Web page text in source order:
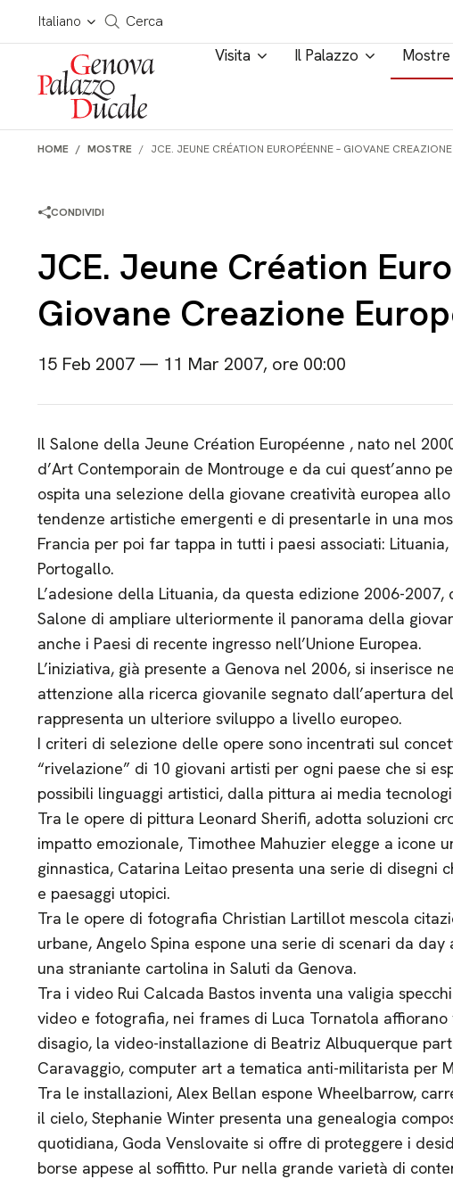
Salta al contenuto
Italiano
Cerca in tutto il sito
Cerca
Visita Il Palazzo Mostre
HOME MOSTRE JCE. JEUNE CRÉATION EUROPÉENNE – GIOVANE
CONDIVIDI
JCE. Jeune Création
Giovane Creazione
15 Feb 2007 — 11 Mar 2007, ore 00:00
Il Salone della Jeune Création Européenne , nato nel
d’Art Contemporain de Montrouge e da cui quest’anno
ospita una selezione della giovane creatività europea
tendenze artistiche emergenti e di presentarle in una
Francia per poi far tappa in tutti i paesi associati: Lituania,
Portogallo.
L’adesione della Lituania, da questa edizione 2006-
Salone di ampliare ulteriormente il panorama della
anche i Paesi di recente ingresso nell’Unione Europea.
L’iniziativa, già presente a Genova nel 2006, si inserisce
attenzione alla ricerca giovanile segnato dall’apertura
rappresenta un ulteriore sviluppo a livello europeo.
I criteri di selezione delle opere sono incentrati sul
“rivelazione” di 10 giovani artisti per ogni paese che si
possibili linguaggi artistici, dalla pittura ai media
Tra le opere di pittura Leonard Sherifi, adotta soluzioni
impatto emozionale, Timothee Mahuzier elegge a icone
ginnastica, Catarina Leitao presenta una serie di disegni
e paesaggi utopici.
Tra le opere di fotografia Christian Lartillot mescola
urbane, Angelo Spina espone una serie di scenari da
una straniante cartolina in Saluti da Genova.
Tra i video Rui Calcada Bastos inventa una valigia
video e fotografia, nei frames di Luca Tornatola
disagio, la video-installazione di Beatriz Albuquerque
Caravaggio, computer art a tematica anti-militarista per
Tra le installazioni, Alex Bellan espone Wheelbarrow,
il cielo, Stephanie Winter presenta una genealogia
quotidiana, Goda Venslovaite si offre di proteggere i
borse appese al soffitto. Pur nella grande varietà di